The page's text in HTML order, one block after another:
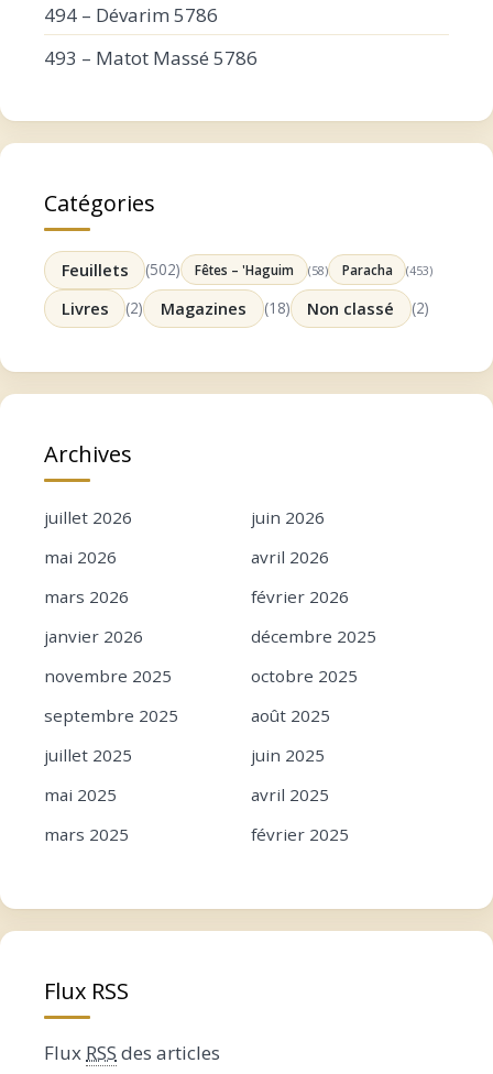
494 – Dévarim 5786
493 – Matot Massé 5786
Catégories
Feuillets (502) Fêtes – 'Haguim (58) Paracha (453)
Livres (2) Magazines (18) Non classé (2)
Archives
juillet 2026
juin 2026
mai 2026
avril 2026
mars 2026
février 2026
janvier 2026
décembre 2025
novembre 2025
octobre 2025
septembre 2025
août 2025
juillet 2025
juin 2025
mai 2025
avril 2025
mars 2025
février 2025
novembre 2024
octobre 2024
juillet 2024
Flux RSS
Flux RSS des articles